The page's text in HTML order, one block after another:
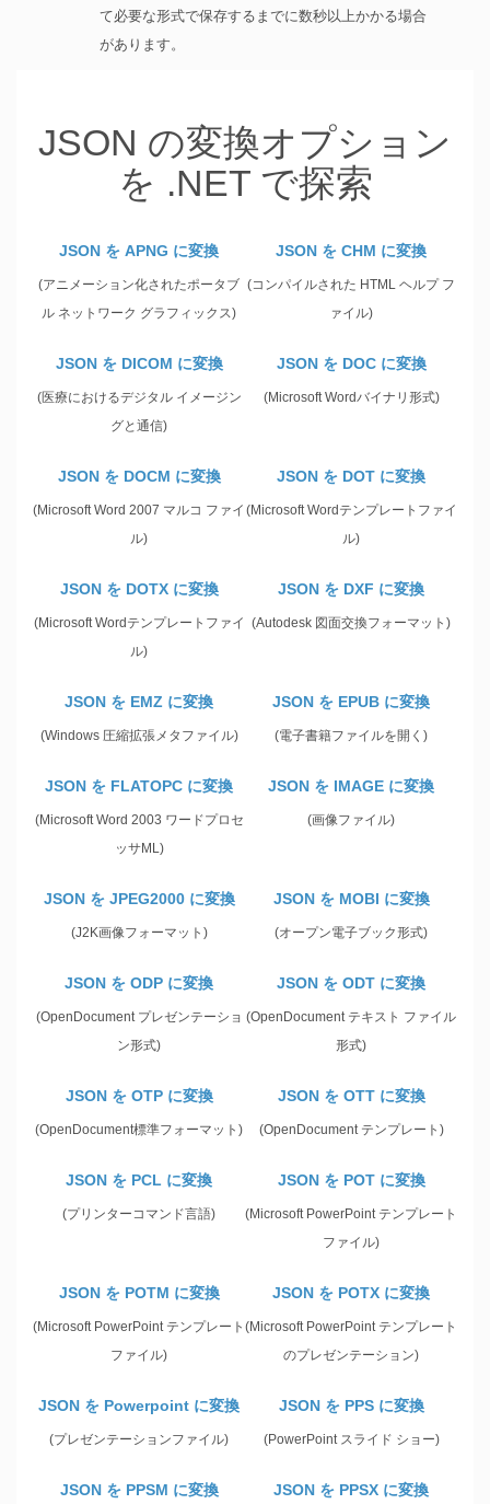
て必要な形式で保存するまでに数秒以上かかる場合
があります。
JSON の変換オプション
を .NET で探索
JSON を APNG に変換
(アニメーション化されたポータブ
ル ネットワーク グラフィックス)
JSON を CHM に変換
(コンパイルされた HTML ヘルプ フ
ァイル)
JSON を DICOM に変換
(医療におけるデジタル イメージン
グと通信)
JSON を DOC に変換
(Microsoft Wordバイナリ形式)
JSON を DOCM に変換
(Microsoft Word 2007 マルコ ファイ
ル)
JSON を DOT に変換
(Microsoft Wordテンプレートファイ
ル)
JSON を DOTX に変換
(Microsoft Wordテンプレートファイ
ル)
JSON を DXF に変換
(Autodesk 図面交換フォーマット)
JSON を EMZ に変換
(Windows 圧縮拡張メタファイル)
JSON を EPUB に変換
(電子書籍ファイルを開く)
JSON を FLATOPC に変換
(Microsoft Word 2003 ワードプロセ
ッサML)
JSON を IMAGE に変換
(画像ファイル)
JSON を JPEG2000 に変換
(J2K画像フォーマット)
JSON を MOBI に変換
(オープン電子ブック形式)
JSON を ODP に変換
(OpenDocument プレゼンテーショ
ン形式)
JSON を ODT に変換
(OpenDocument テキスト ファイル
形式)
JSON を OTP に変換
(OpenDocument標準フォーマット)
JSON を OTT に変換
(OpenDocument テンプレート)
JSON を PCL に変換
(プリンターコマンド言語)
JSON を POT に変換
(Microsoft PowerPoint テンプレート
ファイル)
JSON を POTM に変換
(Microsoft PowerPoint テンプレート
ファイル)
JSON を POTX に変換
(Microsoft PowerPoint テンプレート
のプレゼンテーション)
JSON を Powerpoint に変換
(プレゼンテーションファイル)
JSON を PPS に変換
(PowerPoint スライド ショー)
JSON を PPSM に変換 JSON を PPSX に変換